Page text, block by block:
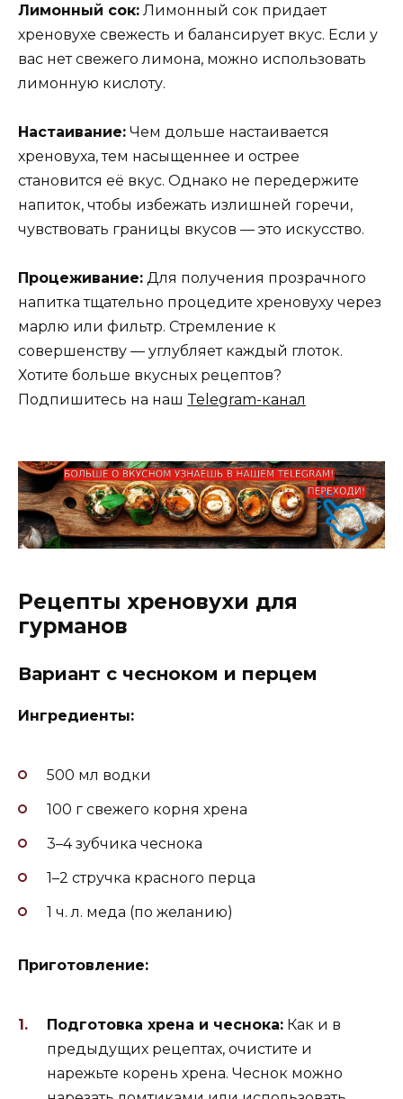
Лимонный сок: Лимонный сок придает
хреновухе свежесть и балансирует вкус. Если у
вас нет свежего лимона, можно использовать
лимонную кислоту.
Настаивание: Чем дольше настаивается
хреновуха, тем насыщеннее и острее
становится её вкус. Однако не передержите
напиток, чтобы избежать излишней горечи,
чувствовать границы вкусов — это искусство.
Процеживание: Для получения прозрачного
напитка тщательно процедите хреновуху через
марлю или фильтр. Стремление к
совершенству — углубляет каждый глоток.
Хотите больше вкусных рецептов?
Подпишитесь на наш Telegram-канал
Рецепты хреновухи для
гурманов
Вариант с чесноком и перцем
Ингредиенты:
500 мл водки
100 г свежего корня хрена
3–4 зубчика чеснока
1–2 стручка красного перца
1 ч. л. меда (по желанию)
Приготовление:
Подготовка хрена и чеснока: Как и в
предыдущих рецептах, очистите и
нарежьте корень хрена. Чеснок можно